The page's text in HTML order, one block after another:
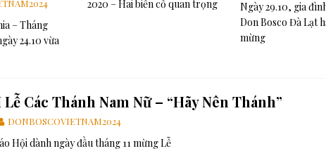
– Tháng
24.10 vừa
2020 – Hai biến cố quan trọng
Ngày 29.10, gia
Don Bosco Đà Lạt
mừng
Lễ Các Thánh Nam Nữ – “Hãy Nên Thánh”
DONBOSCOVIETNAM2024
Hội dành ngày đầu tháng 11 mừng Lễ